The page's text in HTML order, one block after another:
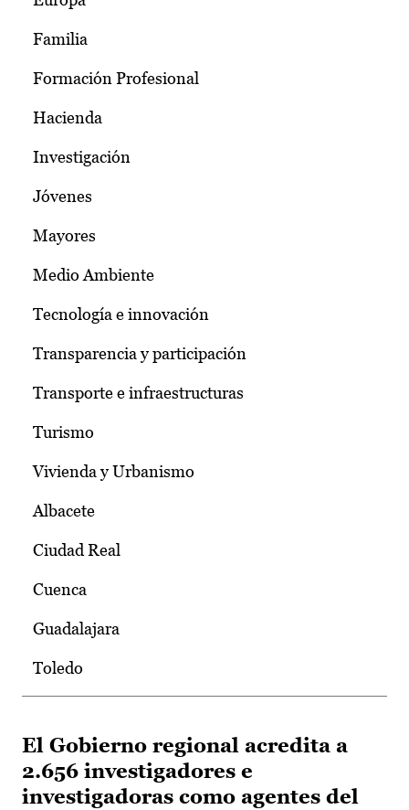
Familia
Formación Profesional
Hacienda
Investigación
Jóvenes
Mayores
Medio Ambiente
Tecnología e innovación
Transparencia y participación
Transporte e infraestructuras
Turismo
Vivienda y Urbanismo
Albacete
Ciudad Real
Cuenca
Guadalajara
Toledo
El Gobierno regional acredita a
2.656 investigadores e
investigadoras como agentes del